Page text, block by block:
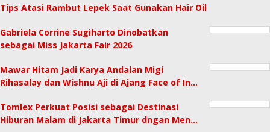
Tips Atasi Rambut Lepek Saat Gunakan Hair Oil
Gabriela Corrine Sugiharto Dinobatkan
sebagai Miss Jakarta Fair 2026
Mawar Hitam Jadi Karya Andalan Migi
Rihasalay dan Wishnu Aji di Ajang Face of In…
Tomlex Perkuat Posisi sebagai Destinasi
Hiburan Malam di Jakarta Timur dngan Men…